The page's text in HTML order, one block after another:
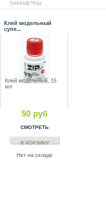
ПАРАМЕТРЫ
Клей модельный
супе...
Клей модельный, 15
мл
50 руб
СМОТРЕТЬ
В КОРЗИНУ
Нет на складе